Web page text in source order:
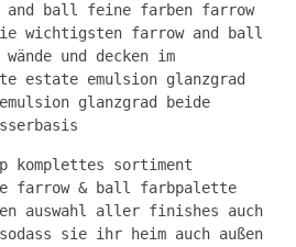
and ball feine farben farrow
wichtigsten farrow and ball
und decken im
estate emulsion glanzgrad
glanzgrad beide
komplettes sortiment
farrow & ball farbpalette
auswahl aller finishes auch
sie ihr heim auch außen